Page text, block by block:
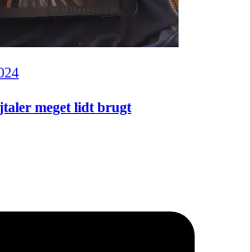
meget lidt brugt